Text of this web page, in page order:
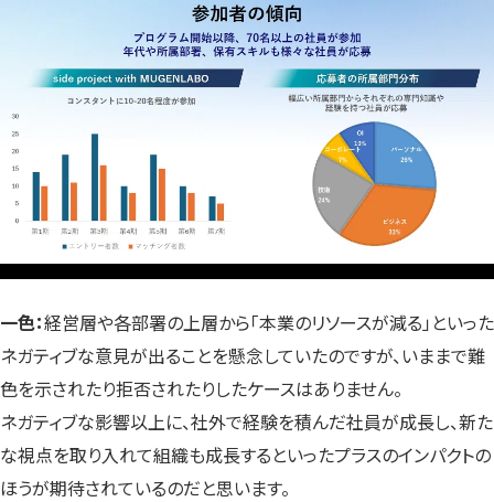
一色：経営層や各部署の上層から「本業のリソースが減る」といった
ネガティブな意見が出ることを懸念していたのですが、いままで難
色を示されたり拒否されたりしたケースはありません。
ネガティブな影響以上に、社外で経験を積んだ社員が成長し、新た
な視点を取り入れて組織も成長するといったプラスのインパクトの
ほうが期待されているのだと思います。